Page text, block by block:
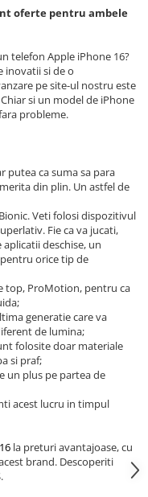
oferte pentru ambele
telefon Apple iPhone 16?
inovatii si de o
pe site-ul nostru este
si un model de iPhone
probleme.
putea ca suma sa para
din plin. Un astfel de
Veti folosi dispozitivul
Fie ca va jucati,
deschise, un
orice tip de
top, ProMotion, pentru ca
generatie care va
de lumina;
folosite doar materiale
si praf;
un plus pe partea de
acest lucru in timpul
la preturi avantajoase, cu
brand. Descoperiti